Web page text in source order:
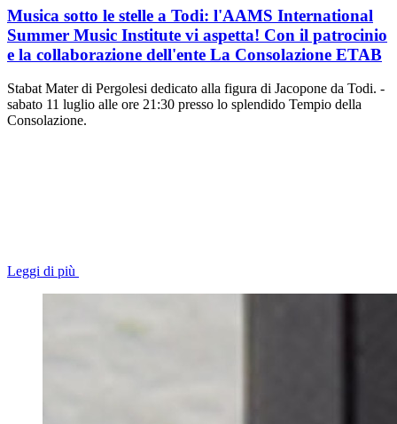
Musica sotto le stelle a Todi: l'AAMS International
Summer Music Institute vi aspetta! Con il patrocinio
e la collaborazione dell'ente La Consolazione ETAB
Stabat Mater di Pergolesi dedicato alla figura di Jacopone da Todi. -
sabato 11 luglio alle ore 21:30 presso lo splendido Tempio della
Consolazione.
Leggi di più